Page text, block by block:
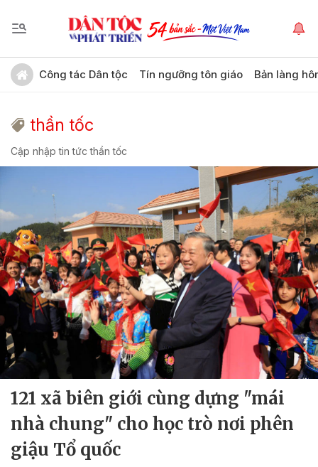
Công tác Dân tộc Tín ngưỡng tôn giáo Bản làng
thần tốc
Cập nhập tin tức thần tốc
121 xã biên giới cùng dựng "mái
nhà chung" cho học trò nơi phên
giậu Tổ quốc